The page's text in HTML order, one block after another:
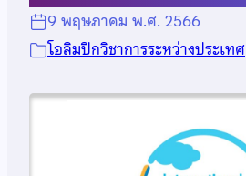
9 พฤษภาคม พ.ศ. 2566
โอลิมปิกวิชาการระหว่างประเทศ